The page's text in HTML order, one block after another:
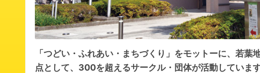
「つどい・ふれあい・まちづくり」をモットーに、若
点として、300を超えるサークル・団体が活動していま